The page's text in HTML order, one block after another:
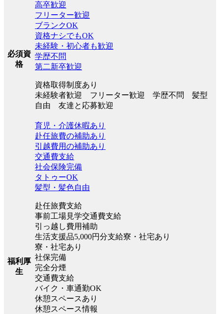
必須資
格
高卒歓迎
フリーター歓迎
ブランクOK
資格ナシでもOK
未経験・初心者も歓迎
学歴不問
第二新卒歓迎
資格取得制度あり
未経験者歓迎 フリーター歓迎 学歴不問 髪型
自由 友達と応募歓迎
福利厚
生
育児・介護休暇あり
赴任旅費の補助あり
引越費用の補助あり
交通費支給
社会保険完備
タトゥーOK
髪型・髪色自由
赴任旅費支給
事前工場見学交通費支給
引っ越し費用補助
生活支援品5,000円分支給寮・社宅あり
寮・社宅あり
社保完備
完全分煙
交通費支給
バイク・車通勤OK
休憩スペースあり
休憩スペース情報